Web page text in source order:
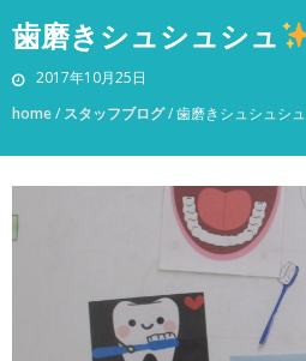
歯磨きシュシュシュ
2017年10月25日
home/ スタッフブログ/歯磨きシュシュシュ